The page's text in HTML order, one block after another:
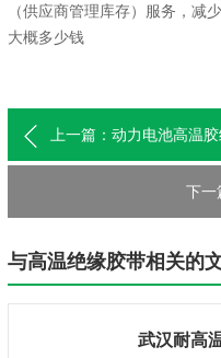
（供应商管理库存）服务，减
大概多少钱
上一篇：动力电池高温
下一
与高温绝缘胶带相关的
武汉耐高